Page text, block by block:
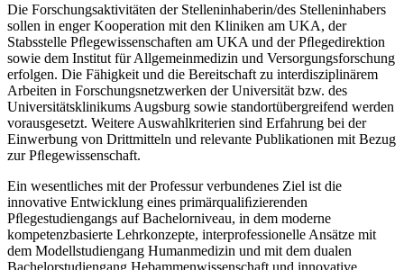
Die Forschungsaktivitäten der Stelleninhaberin/des Stelleninhabers
sollen in enger Kooperation mit den Kliniken am UKA, der
Stabsstelle Pﬂegewissenschaften am UKA und der Pﬂegedirektion
sowie dem Institut für Allgemeinmedizin und Versorgungsforschung
erfolgen. Die Fähigkeit und die Bereitschaft zu interdisziplinärem
Arbeiten in Forschungsnetzwerken der Universität bzw. des
Universitätsklinikums Augsburg sowie standortübergreifend werden
vorausgesetzt. Weitere Auswahlkriterien sind Erfahrung bei der
Einwerbung von Drittmitteln und relevante Publikationen mit Bezug
zur Pﬂegewissenschaft.
Ein wesentliches mit der Professur verbundenes Ziel ist die
innovative Entwicklung eines primärqualiﬁzierenden
Pﬂegestudiengangs auf Bachelorniveau, in dem moderne
kompetenzbasierte Lehrkonzepte, interprofessionelle Ansätze mit
dem Modellstudiengang Humanmedizin und mit dem dualen
Bachelorstudiengang Hebammenwissenschaft und innovative